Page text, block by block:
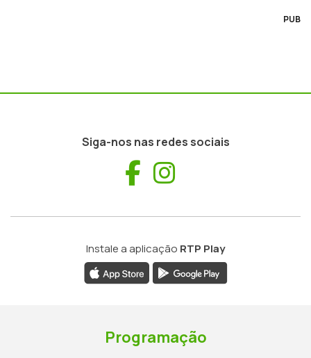
PUB
Siga-nos nas redes sociais
Facebook
Instale a aplicação RTP Play
Programação